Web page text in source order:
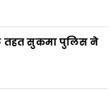
तहत सुकमा पुलिस ने